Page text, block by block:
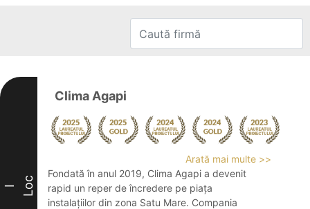
I Loc
Clima Agapi
Arată mai multe >>
Fondată în anul 2019, Clima Agapi a devenit
rapid un reper de încredere pe piața
instalațiilor din zona Satu Mare. Compania